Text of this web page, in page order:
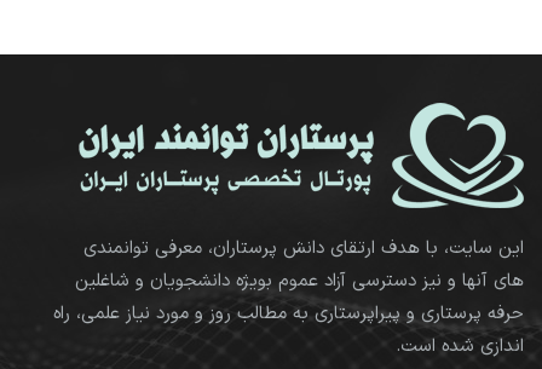
این سایت، با هدف ارتقای دانش پرستاران، معرفی توانمندی
های آنها و نیز دسترسی آزاد عموم بویژه دانشجویان و شاغلین
حرفه پرستاری و پیراپرستاری به مطالب روز و مورد نیاز علمی، راه
اندازی شده است.